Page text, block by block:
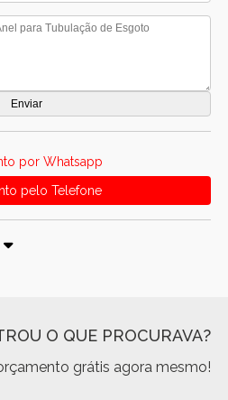
por Whatsapp
pelo Telefone
O QUE PROCURAVA?
grátis agora mesmo!